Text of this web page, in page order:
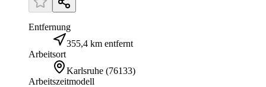
Entfernung
355,4 km entfernt
Arbeitsort
Karlsruhe (76133)
Arbeitszeitmodell